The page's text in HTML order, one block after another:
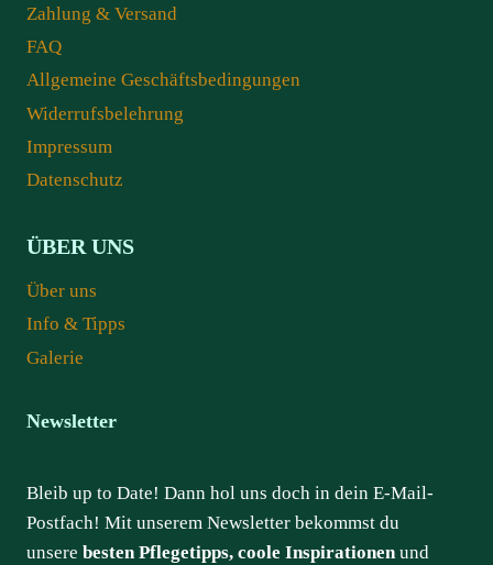
Zahlung & Versand
FAQ
Allgemeine Geschäftsbedingungen
Widerrufsbelehrung
Impressum
Datenschutz
ÜBER UNS
Über uns
Info & Tipps
Galerie
Newsletter
Bleib up to Date! Dann hol uns doch in dein E-Mail-
Postfach! Mit unserem Newsletter bekommst du
unsere besten Pflegetipps, coole Inspirationenund